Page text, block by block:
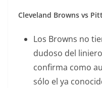
Cleveland Browns vs
Los Browns no
dudoso del
confirma como
sólo el ya